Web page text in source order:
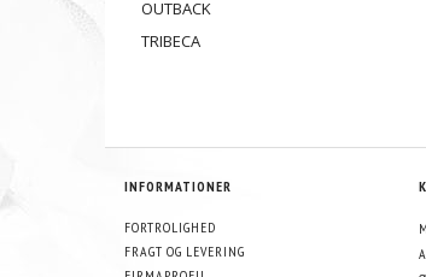
OUTBACK
TRIBECA
INFORMATIONER
FORTROLIGHED
FRAGT OG LEVERING